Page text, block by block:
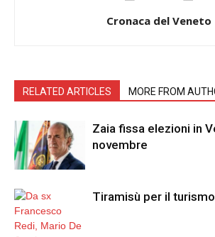
Cronaca del Veneto
RELATED ARTICLES MORE FROM
Zaia fissa elezioni in
novembre
Tiramisù per il